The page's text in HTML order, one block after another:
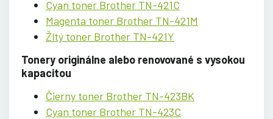
Cyan toner Brother TN-421C
Magenta toner Brother TN-421M
Žltý toner Brother TN-421Y
Tonery originálne alebo renovované s vysokou
kapacitou
Čierny toner Brother TN-423BK
Cyan toner Brother TN-423C